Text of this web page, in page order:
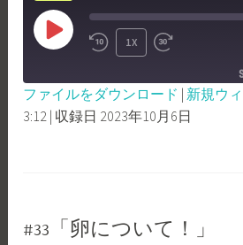
PLAY
REWIND
10
SECONDS
1X
FAST
FORWARD
30
SHARE
ファイルをダウンロード | 新規ウ
3:12 | 収録日 2023年10月6日
#33「卵について！」